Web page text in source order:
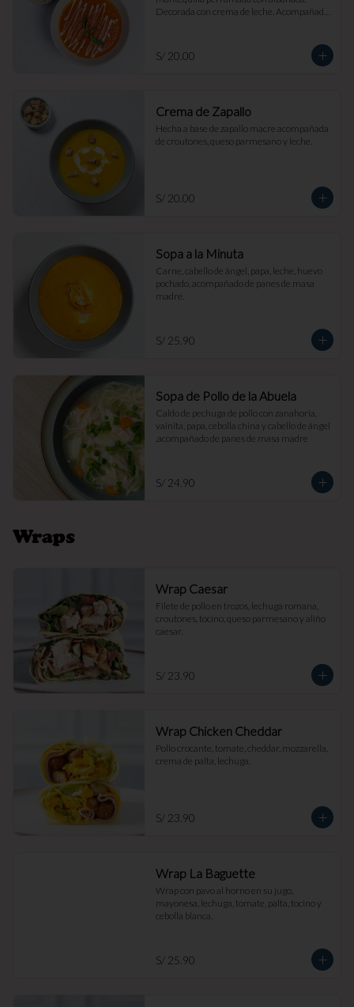
Decorada con crema de leche. Acompañada
S/ 20.00
Crema de Zapallo
Hecha a base de zapallo macre acompañada
de croutones, queso parmesano y leche.
S/ 20.00
Sopa a la Minuta
Carne, cabello de ángel, papa, leche, huevo
pochado, acompañado de panes de masa
madre.
S/ 25.90
Sopa de Pollo de la Abuela
Caldo de pechuga de pollo con zanahoria,
vainita, papa, cebolla china y cabello de ángel
.acompañado de panes de masa madre
S/ 24.90
Wraps
Wrap Caesar
Filete de pollo en trozos, lechuga romana,
croutones, tocino, queso parmesano y aliño
caesar.
S/ 23.90
Wrap Chicken Cheddar
Pollo crocante, tomate, cheddar, mozzarella,
crema de palta, lechuga.
S/ 23.90
Wrap La Baguette
Wrap con pavo al horno en su jugo,
mayonesa, lechuga, tomate, palta, tocino y
cebolla blanca.
S/ 25.90